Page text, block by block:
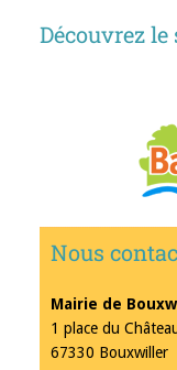
Découvrez
Nous
Mairie de
1 place du
67330 Bouxwiller